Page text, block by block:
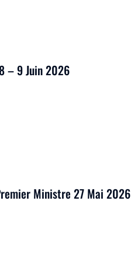
– 9 Juin 2026
Ministre 27 Mai 2026